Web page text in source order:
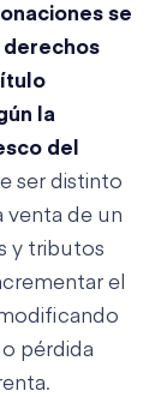
se
derechos
la
del
ser distinto
venta de un
y tributos
el
o pérdida